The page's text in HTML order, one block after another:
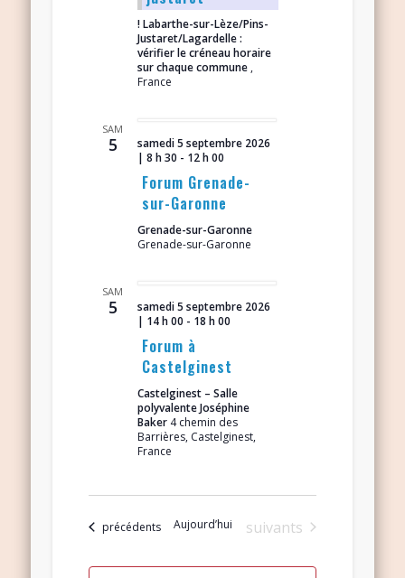
! Labarthe-sur-Lèze/Pins-
Justaret/Lagardelle :
vérifier le créneau horaire
sur chaque commune ,
France
SAM
5
samedi 5 septembre 2026
| 8 h 30 - 12 h 00
Forum Grenade-
sur-Garonne
Grenade-sur-Garonne
Grenade-sur-Garonne
SAM
5
samedi 5 septembre 2026
| 14 h 00 - 18 h 00
Forum à
Castelginest
Castelginest – Salle
polyvalente Joséphine
Baker 4 chemin des
Barrières, Castelginest,
France
Évènements
précédents Aujourd’hui Évènements
suivants